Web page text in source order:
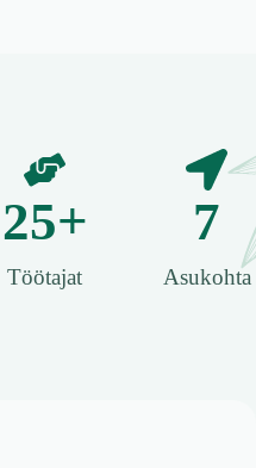
Töötajat
25+
Asukohta
7